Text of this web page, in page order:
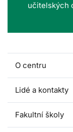
učitelských
O centru
Lidé a kontakty
Fakultní školy